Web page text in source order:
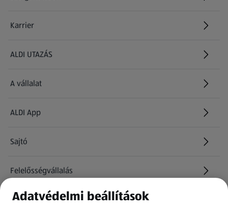
Karrier
(új oldalon nyílik meg)
ALDI UTAZÁS
(új oldalon nyílik meg)
A vállalat
ALDI App
Sajtó
Felelősségvállalás
Információk
Adatvédelmi beállítások